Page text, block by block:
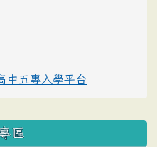
中五專入學平台
區